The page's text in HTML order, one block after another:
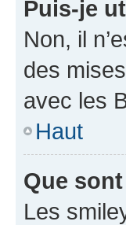
Puis-je
Non, il
des
avec les
Haut
Que
Les